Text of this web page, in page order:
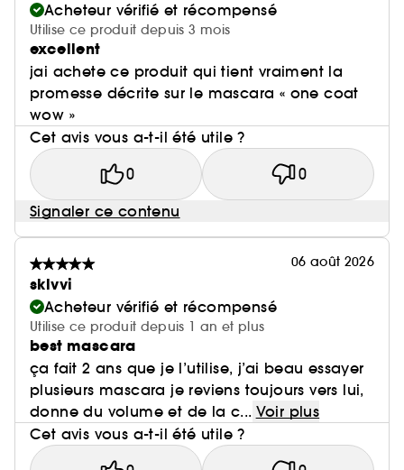
Acheteur vérifié et récompensé
Utilise ce produit depuis 3 mois
excellent
jai achete ce produit qui tient vraiment la
promesse décrite sur le mascara « one coat
wow »
Cet avis vous a-t-il été utile ?
0 0
Signaler ce contenu
06 août 2026
sklvvi
Acheteur vérifié et récompensé
Utilise ce produit depuis 1 an et plus
best mascara
ça fait 2 ans que je l’utilise, j’ai beau essayer
plusieurs mascara je reviens toujours vers lui,
donne du volume et de la c... Voir plus
Cet avis vous a-t-il été utile ?